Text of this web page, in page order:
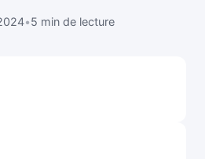
•5 min de lecture